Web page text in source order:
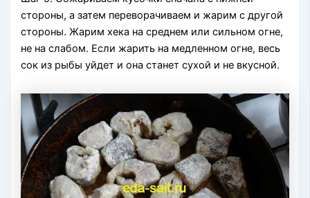
стороны, а затем переворачиваем и жарим с другой
стороны. Жарим хека на среднем или сильном огне,
не на слабом. Если жарить на медленном огне, весь
сок из рыбы уйдет и она станет сухой и не вкусной.